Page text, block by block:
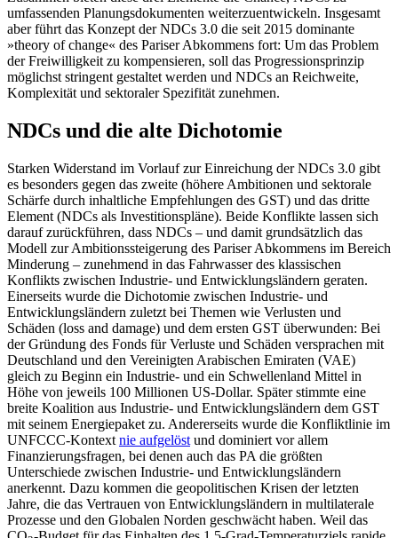
umfassenden Pla­nungsdokumenten weiterzuentwickeln. Insgesamt
aber führt das Konzept der NDCs 3.0 die seit 2015 dominante
»theory of change« des Pariser Abkommens fort: Um das Problem
der Freiwilligkeit zu kompensieren, soll das Progressionsprinzip
mög­lichst stringent gestaltet werden und NDCs an Reichweite,
Komplexität und sektoraler Spezifität zunehmen.
NDCs und die alte Dichotomie
Starken Widerstand im Vorlauf zur Ein­reichung der NDCs 3.0 gibt
es ­besonders gegen das zweite (höhere Ambi­tionen und sektorale
Schärfe durch inhalt­liche Empfeh­lungen des GST) und das dritte
Element (NDCs als Investitionspläne). Beide Kon­flikte lassen sich
darauf zurückführen, dass NDCs – und damit grundsätzlich das
Modell zur Ambi­tions­steigerung des Pariser Abkommens im Bereich
Minderung – zuneh­mend in das Fahrwasser des klassischen
Konflikts zwischen Industrie- und Entwicklungs­ländern geraten.
Einerseits wurde die Dicho­tomie zwischen Industrie- und
Entwicklungsländern zuletzt bei Themen wie Ver­lusten und
Schäden (loss and damage) und dem ersten GST überwunden: Bei
der Grün­dung des Fonds für Verluste und Schäden ver­sprachen mit
Deutschland und den Ver­einigten Arabischen Emiraten (VAE)
gleich zu Beginn ein Industrie- und ein Schwellenland Mittel in
Höhe von jeweils 100 Millio­nen US-Dollar. Später stimmte eine
breite Koalition aus Industrie- und Entwick­lungs­ländern dem GST
mit seinem Energiepaket zu. Andererseits wurde die Konfliktlinie im
UNFCCC-Kontext nie aufgelöst und domi­niert vor allem
Finanzierungsfragen, bei denen auch das PA die größten
Unterschiede zwischen Industrie- und Entwicklungsländern
anerkennt. Dazu kommen die geo­politischen Krisen der letz­ten
Jahre, die das Vertrauen von Entwicklungsländern in multilaterale
Prozesse und den Globalen Norden geschwächt haben. Weil das